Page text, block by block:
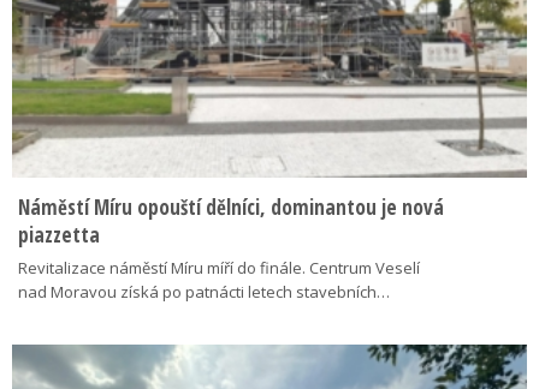
Náměstí Míru opouští dělníci, dominantou je nová
piazzetta
Revitalizace náměstí Míru míří do finále. Centrum Veselí
nad Moravou získá po patnácti letech stavebních…